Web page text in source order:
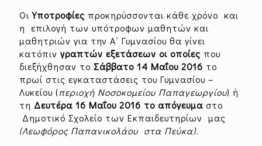
ΟιΥποτροφίες προκηρύσσονται κάθε χρόνο και
η επιλογή των υπότροφων μαθητών και
μαθητριών για την Α΄ Γυμνασίου θα γίνει
κατόπιν γραπτών εξετάσεων οι οποίες που
διεξήχθησαν το Σάββατο 14 Μαΐου 2016 το
πρωί στις εγκαταστάσεις του Γυμνασίου –
Λυκείου (περιοχή Νοσοκομείου Παπαγεωργίου) ή
τη Δευτέρα 16 Μαΐου 2016 το απόγευμα στο
Δημοτικό Σχολείο των Εκπαιδευτηρίων μας
(Λεωφόρος Παπανικολάου στα Πεύκα).